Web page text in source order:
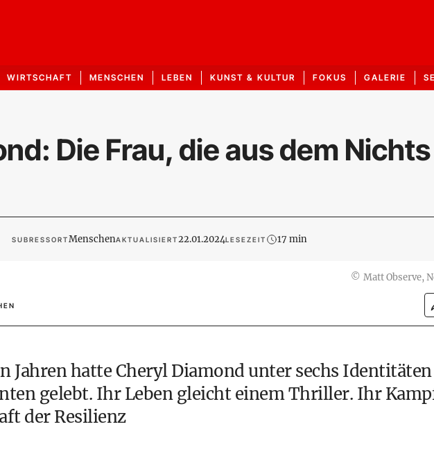
WIRTSCHAFT MENSCHEN LEBEN KUNST & KULTUR FOKUS GALERIE
Die Frau, die aus dem Nichts
SUBRESSORTMenschenAKTUALISIERT22.01.2024LESEZEIT 17 min
© Matt Observe,
Jahren hatte Cheryl Diamond unter sechs Identitäten
gelebt. Ihr Leben gleicht einem Thriller. Ihr
der Resilienz